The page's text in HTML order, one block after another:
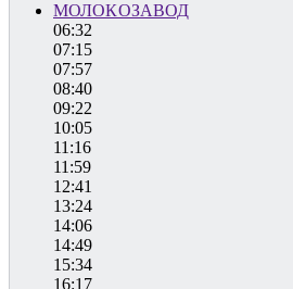
МОЛОКОЗАВОД
06:32
07:15
07:57
08:40
09:22
10:05
11:16
11:59
12:41
13:24
14:06
14:49
15:34
16:17